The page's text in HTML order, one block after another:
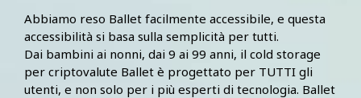
Abbiamo reso Ballet facilmente accessibile, e questa
accessibilità si basa sulla semplicità per tutti.
Dai bambini ai nonni, dai 9 ai 99 anni, il cold storage
per criptovalute Ballet è progettato per TUTTI gli
utenti, e non solo per i più esperti di tecnologia. Ballet